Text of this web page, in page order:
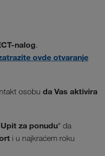
nalog.
ovde otvaranje
osobu da Vas aktivira
Upit za ponudu" da
i u najkraćem roku